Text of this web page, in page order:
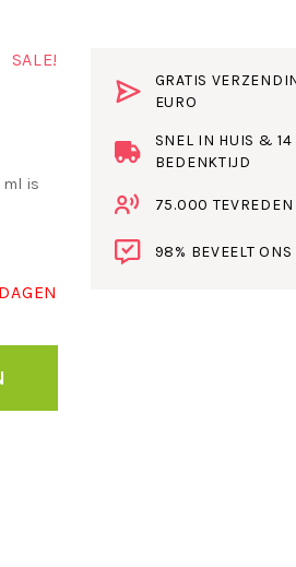
SALE!
is
GRATIS
EURO
SNEL IN HUIS & 14
BEDENKTIJD
75.000 TEVREDEN
98% BEVEELT ONS